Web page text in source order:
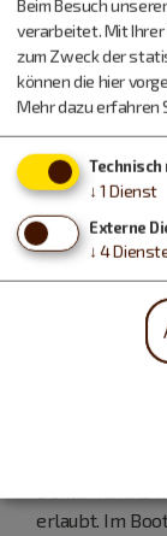
Die letzten 32
Wasserstraße:
Teilstück
nehmen.
erlaubt. Im
Beim Besuch
verarbeitet. Mit Ihrer
zum Zweck der
können die hier
Mehr dazu erfahren
Technisch
↓ 1 Dienst
Externe
↓ 4